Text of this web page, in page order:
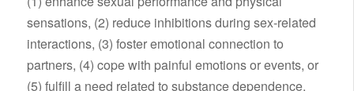
sensations, (2) reduce inhibitions during sex-related
interactions, (3) foster emotional connection to
partners, (4) cope with painful emotions or events, or
(5) fulfill a need related to substance dependence.